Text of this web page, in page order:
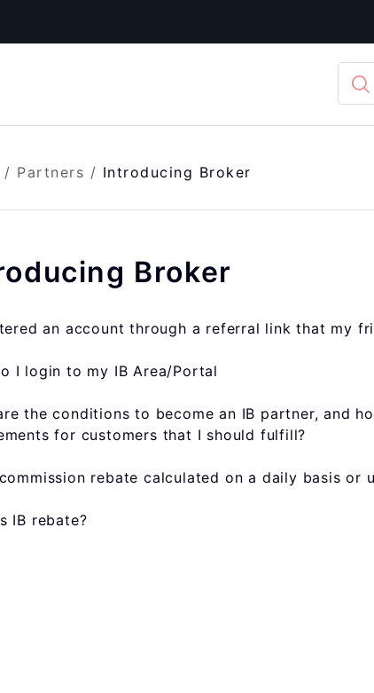
/ Partners / Introducing Broker
Broker
an account through a referral link that my
I login to my IB Area/Portal
the conditions to become an IB partner, and
for customers that I should fulfill?
rebate calculated on a daily basis or
IB rebate?